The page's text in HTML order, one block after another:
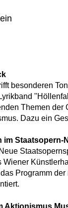
besonderen
Themen der
Dazu ein
Staatsopern-
Programm
Aktionismus